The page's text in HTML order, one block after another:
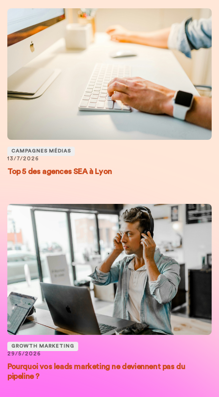
CAMPAGNES MÉDIAS
13/7/2026
Top 5 des agences SEA à Lyon
GROWTH MARKETING
29/5/2026
Pourquoi vos leads marketing ne deviennent pas du
pipeline ?